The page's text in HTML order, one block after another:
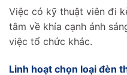
Việc có kỹ thuật viên đi
tâm về khía cạnh ánh
việc tổ chức khác.
Linh hoạt chọn loại đèn